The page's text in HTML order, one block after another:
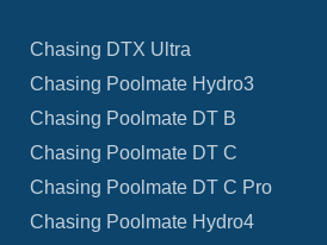
Chasing DTX Ultra
Chasing Poolmate Hydro3
Chasing Poolmate DT B
Chasing Poolmate DT C
Chasing Poolmate DT C Pro
Chasing Poolmate Hydro4